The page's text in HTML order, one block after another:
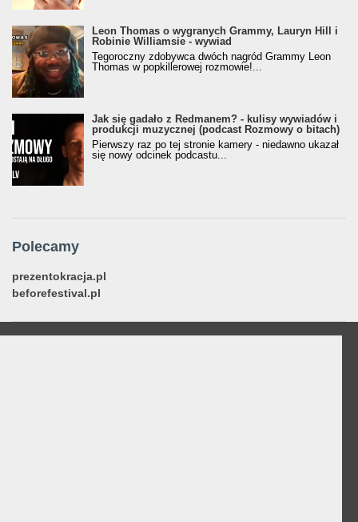
Leon Thomas o wygranych Grammy, Lauryn Hill i
Robinie Williamsie - wywiad
Tegoroczny zdobywca dwóch nagród Grammy Leon
Thomas w popkillerowej rozmowie!...
Jak się gadało z Redmanem? - kulisy wywiadów i
produkcji muzycznej (podcast Rozmowy o bitach)
Pierwszy raz po tej stronie kamery - niedawno ukazał
się nowy odcinek podcastu...
Polecamy
prezentokracja.pl
beforefestival.pl